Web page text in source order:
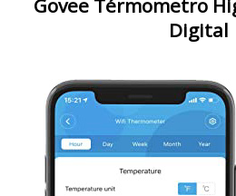
Govee Térmometro
Digital